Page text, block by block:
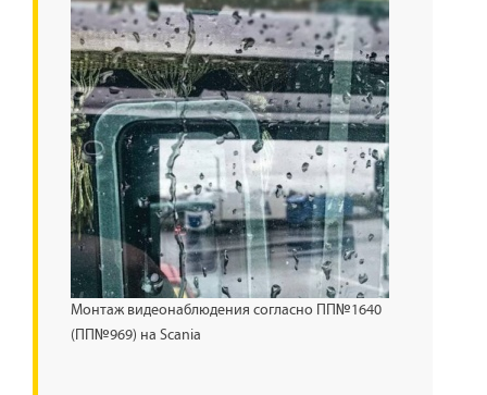
Монтаж видеонаблюдения согласно ПП№1640
(ПП№969) на Scania